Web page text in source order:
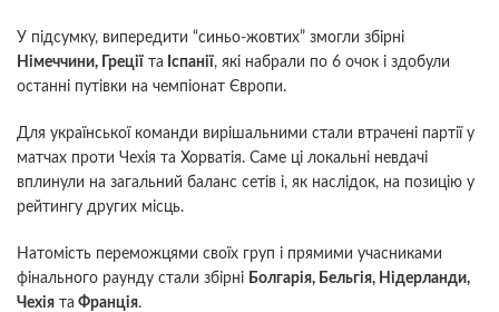
У підсумку, випередити “синьо-жовтих” змогли збірні
Німеччини, Греції та Іспанії, які набрали по 6 очок і здобули
останні путівки на чемпіонат Європи.
Для української команди вирішальними стали втрачені партії у
матчах проти Чехія та Хорватія. Саме ці локальні невдачі
вплинули на загальний баланс сетів і, як наслідок, на позицію у
рейтингу других місць.
Натомість переможцями своїх груп і прямими учасниками
фінального раунду стали збірні Болгарія, Бельгія, Нідерланди,
Чехія та Франція.